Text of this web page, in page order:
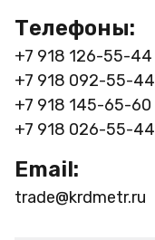
Телефоны:
+7 918 126-55-44
+7 918 092-55-44
+7 918 145-65-60
+7 918 026-55-44
Email:
trade@krdmetr.ru